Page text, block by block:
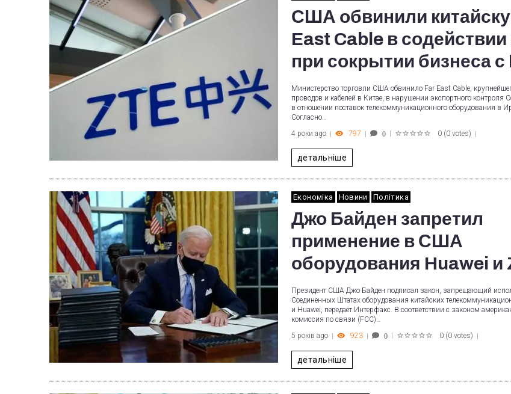
США обвинили
East Cable в содействии
при сокрытии бизнеса
Министерство торговли США обвинило Far East Cable,
проводов и кабелей в Китае, в нарушении экспортного контроля
в отношении поставок телекоммуникационного оборудования в
Согласно…
4 роки ago
797 0 0 (0 votes)
детальніше
Економіка Новини Політика
Джо Байден запретил
применение в США
оборудования Huawei и
Президент США Джо Байден подписал закон, запрещающий
Соединенных Штатах оборудования китайских
и Huawei, передаёт Интерфакс. В соответствии с законом
комиссия по связи (FCC)…
5 років ago
923 0 0 (0 votes)
детальніше